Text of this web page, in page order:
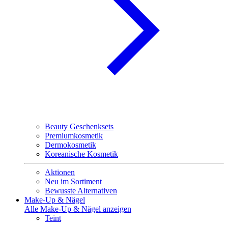
Beauty Geschenksets
Premiumkosmetik
Dermokosmetik
Koreanische Kosmetik
Aktionen
Neu im Sortiment
Bewusste Alternativen
Make-Up & Nägel
Alle Make-Up & Nägel anzeigen
Teint